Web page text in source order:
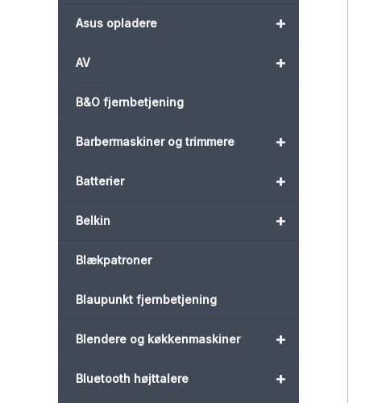
+
Asus opladere
+
AV
B&O fjernbetjening
+
Barbermaskiner og trimmere
+
Batterier
+
Belkin
Blækpatroner
Blaupunkt fjernbetjening
+
Blendere og køkkenmaskiner
+
Bluetooth højttalere